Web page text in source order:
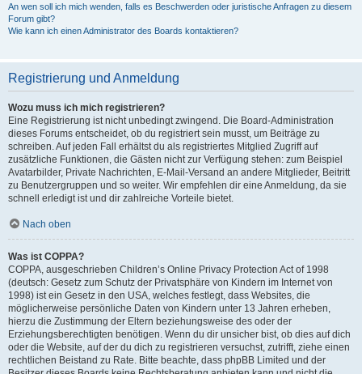
An wen soll ich mich wenden, falls es Beschwerden oder juristische Anfragen zu diesem
Forum gibt?
Wie kann ich einen Administrator des Boards kontaktieren?
Registrierung und Anmeldung
Wozu muss ich mich registrieren?
Eine Registrierung ist nicht unbedingt zwingend. Die Board-Administration
dieses Forums entscheidet, ob du registriert sein musst, um Beiträge zu
schreiben. Auf jeden Fall erhältst du als registriertes Mitglied Zugriff auf
zusätzliche Funktionen, die Gästen nicht zur Verfügung stehen: zum Beispiel
Avatarbilder, Private Nachrichten, E-Mail-Versand an andere Mitglieder, Beitritt
zu Benutzergruppen und so weiter. Wir empfehlen dir eine Anmeldung, da sie
schnell erledigt ist und dir zahlreiche Vorteile bietet.
Nach oben
Was ist COPPA?
COPPA, ausgeschrieben Children’s Online Privacy Protection Act of 1998
(deutsch: Gesetz zum Schutz der Privatsphäre von Kindern im Internet von
1998) ist ein Gesetz in den USA, welches festlegt, dass Websites, die
möglicherweise persönliche Daten von Kindern unter 13 Jahren erheben,
hierzu die Zustimmung der Eltern beziehungsweise des oder der
Erziehungsberechtigten benötigen. Wenn du dir unsicher bist, ob dies auf dich
oder die Website, auf der du dich zu registrieren versuchst, zutrifft, ziehe einen
rechtlichen Beistand zu Rate. Bitte beachte, dass phpBB Limited und der